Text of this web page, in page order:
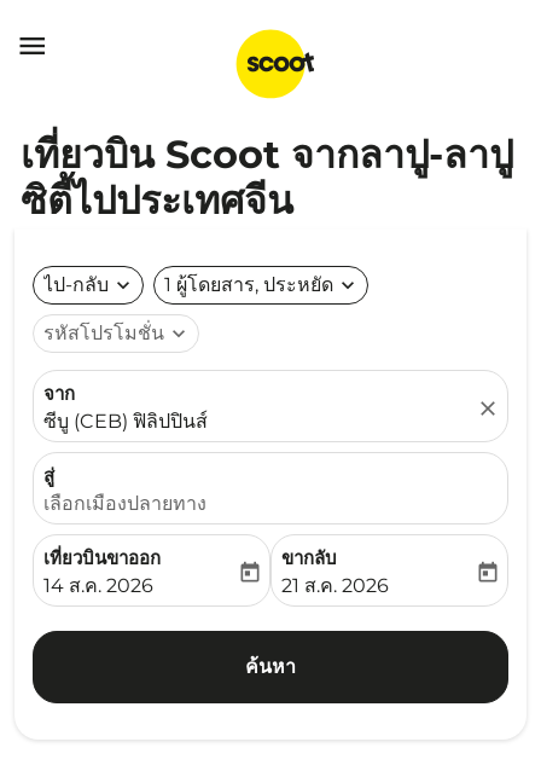

เที่ยวบิน Scoot จากลาปู-ลาปู
ซิตี้ไปประเทศจีน
ไป-กลับ expand_more 1 ผู้โดยสาร, ประหยัด expand_more
รหัสโปรโมชั่น expand_more
จาก
ซีบู (CEB) ฟิลิปปินส์
close
สู่
เลือกเมืองปลายทาง
เที่ยวบินขาออก
fc-booking-departure-date-aria-label
14 ส.ค. 2026
today
ขากลับ
fc-booking-return-date-
21 ส.ค. 2026
today
ค้นหา